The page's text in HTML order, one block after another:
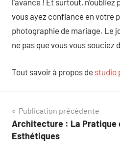
l’avance ! Et surtout, n’oubliez
vous ayez confiance en votre
photographie de mariage. Le
ne pas que vous vous souciez
Tout savoir à propos de studio
Navigation
de
Publication précédente
Architecture : La Pratique
Esthétiques